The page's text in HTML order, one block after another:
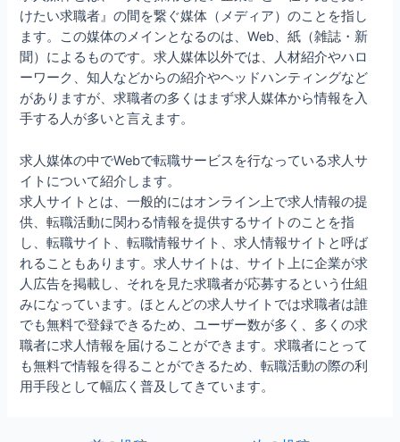
けたい求職者』の間を繋ぐ媒体（メディア）のことを指し
ます。この媒体のメインとなるのは、Web、紙（雑誌・新
聞）によるものです。求人媒体以外では、人材紹介やハロ
ーワーク、知人などからの紹介やヘッドハンティングなど
がありますが、求職者の多くはまず求人媒体から情報を入
手する人が多いと言えます。
求人媒体の中でWebで転職サービスを行なっている求人サ
イトについて紹介します。
求人サイトとは、一般的にはオンライン上で求人情報の提
供、転職活動に関わる情報を提供するサイトのことを指
し、転職サイト、転職情報サイト、求人情報サイトと呼ば
れることもあります。求人サイトは、サイト上に企業が求
人広告を掲載し、それを見た求職者が応募するという仕組
みになっています。ほとんどの求人サイトでは求職者は誰
でも無料で登録できるため、ユーザー数が多く、多くの求
職者に求人情報を届けることができます。求職者にとって
も無料で情報を得ることができるため、転職活動の際の利
用手段として幅広く普及してきています。